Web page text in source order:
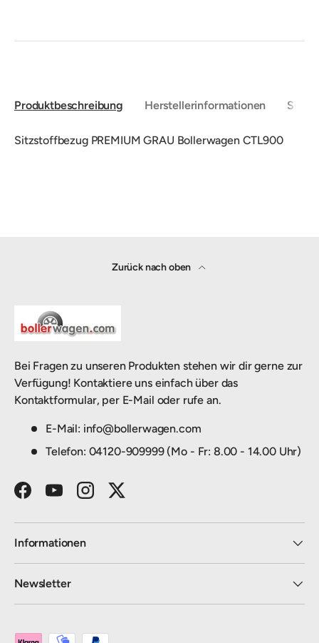
Produktbeschreibung Herstellerinformationen
Sitzstoffbezug PREMIUM GRAU Bollerwagen CTL900
Zurück nach oben
Bei Fragen zu unseren Produkten stehen wir dir gerne zur
Verfügung! Kontaktiere uns einfach über das
Kontaktformular, per E-Mail oder rufe an.
E-Mail: info@bollerwagen.com
Telefon: 04120-909999 (Mo - Fr: 8.00 - 14.00 Uhr)
FacebookYouTubeInstagramTwitter
Informationen
Newsletter